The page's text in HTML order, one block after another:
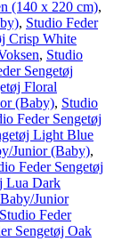
(140 x 220 cm),
, Studio Feder
Crisp White
, Studio
Sengetøj
Floral
(Baby), Studio
Feder Sengetøj
Light Blue
Junior (Baby),
Feder Sengetøj
Lua Dark
Junior
Studio Feder
Sengetøj Oak